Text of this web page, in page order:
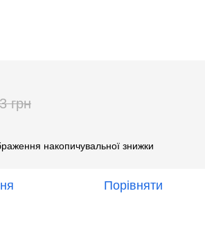
грн
накопичувальної знижки
Порівняти